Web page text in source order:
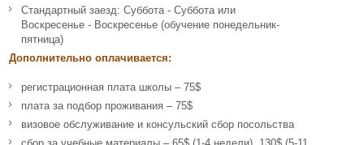
Стандартный заезд: Суббота - Суббота или
Воскресенье - Воскресенье (обучение понедельник-
пятница)
Дополнительно оплачивается:
регистрационная плата школы – 75$
плата за подбор проживания – 75$
визовое обслуживание и консульский сбор посольства